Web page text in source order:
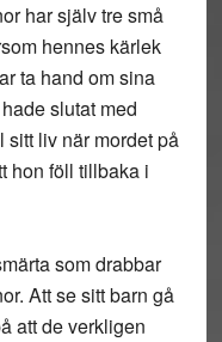
har själv tre små
hennes kärlek
ta hand om sina
slutat med
sitt liv när mordet på
hon föll tillbaka i
som drabbar
Att se sitt barn gå
att de verkligen